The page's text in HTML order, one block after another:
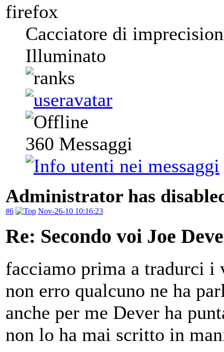
firefox
Cacciatore di
Illuminato
360 Messaggi
Administrator has
#6 Nov-26-10 10:16:23
Re: Secondo voi Joe
facciamo prima a tradurci
non erro qualcuno ne ha
anche per me Dever ha
non lo ha mai scritto in